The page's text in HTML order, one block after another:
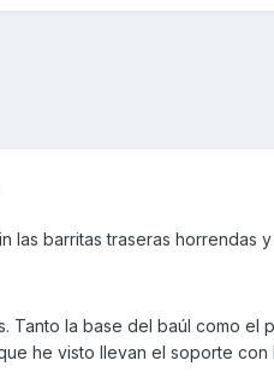
las barritas traseras horrendas
Tanto la base del baúl como el
he visto llevan el soporte con